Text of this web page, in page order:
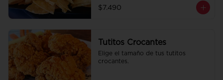
$7.490
Tutitos Crocantes
Elige el tamaño de tus tutitos
crocantes.